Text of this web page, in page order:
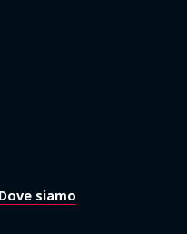
Dove siamo